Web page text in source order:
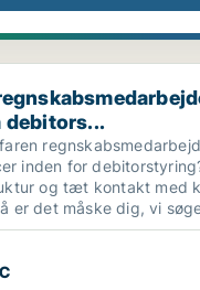
med
debitors...
inden for
og tæt kontakt med
er det måske dig, vi